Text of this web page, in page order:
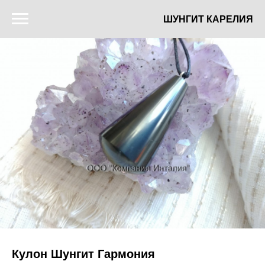
ШУНГИТ КАРЕЛИЯ
Кулон Шунгит Гармония